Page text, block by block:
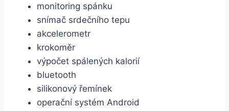
monitoring spánku
snímač srdečního tepu
akcelerometr
krokoměr
výpočet spálených kalorií
bluetooth
silikonový řemínek
operační systém Android